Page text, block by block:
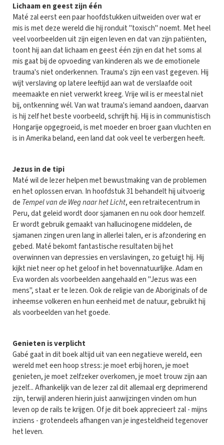
Lichaam en geest zijn één
Maté zal eerst een paar hoofdstukken uitweiden over wat er
mis is met deze wereld die hij ronduit "toxisch" noemt. Met heel
veel voorbeelden uit zijn eigen leven en dat van zijn patiënten,
toont hij aan dat lichaam en geest één zijn en dat het soms al
mis gaat bij de opvoeding van kinderen als we de emotionele
trauma's niet onderkennen. Trauma's zijn een vast gegeven. Hij
wijt verslaving op latere leeftijd aan wat de verslaafde ooit
meemaakte en niet verwerkt kreeg. Vrije wil is er meestal niet
bij, ontkenning wél. Van wat trauma's iemand aandoen, daarvan
is hij zelf het beste voorbeeld, schrijft hij. Hij is in communistisch
Hongarije opgegroeid, is met moeder en broer gaan vluchten en
is in Amerika beland, een land dat ook veel te verbergen heeft.
Jezus in de tipi
Maté wil de lezer helpen met bewustmaking van de problemen
en het oplossen ervan. In hoofdstuk 31 behandelt hij uitvoerig
de Tempel van de Weg naar het Licht, een retraitecentrum in
Peru, dat geleid wordt door sjamanen en nu ook door hemzelf.
Er wordt gebruik gemaakt van hallucinogene middelen, de
sjamanen zingen uren lang in allerlei talen, er is afzondering en
gebed. Maté bekomt fantastische resultaten bij het
overwinnen van depressies en verslavingen, zo getuigt hij. Hij
kijkt niet neer op het geloof in het bovennatuurlijke. Adam en
Eva worden als voorbeelden aangehaald en "Jezus was een
mens", staat er te lezen. Ook de religie van de Aboriginals of de
inheemse volkeren en hun eenheid met de natuur, gebruikt hij
als voorbeelden van het goede.
Genieten is verplicht
Gabé gaat in dit boek altijd uit van een negatieve wereld, een
wereld met een hoop stress: je moet erbij horen, je moet
genieten, je moet zelfzeker overkomen, je moet trouw zijn aan
jezelf... Afhankelijk van de lezer zal dit allemaal erg deprimerend
zijn, terwijl anderen hierin juist aanwijzingen vinden om hun
leven op de rails te krijgen. Of je dit boek apprecieert zal - mijns
inziens - grotendeels afhangen van je ingesteldheid tegenover
het leven.